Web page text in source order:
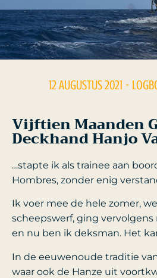
12 AUGUSTUS 2021 -
Vijftien Maanden
Deckhand Hanjo
…stapte ik als trainee aan
Hombres, zonder enig
Ik voer mee de hele zomer,
scheepswerf, ging vervolgens
en nu ben ik deksman. Het
In de eeuwenoude traditie
waar ook de Hanze uit